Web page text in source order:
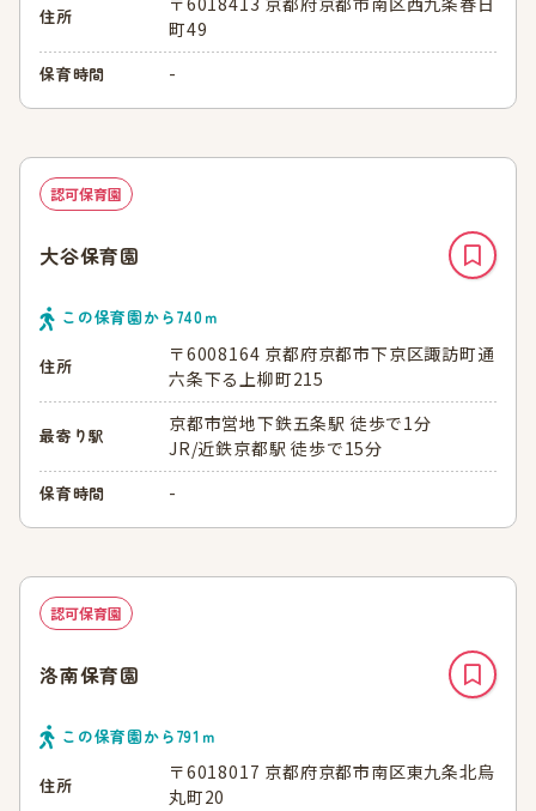
住所
町49
保育時間 -
認可保育園
大谷保育園
この保育園から740ｍ
住所
〒6008164 京都府京都市下京区諏訪町通
六条下る上柳町215
最寄り駅
京都市営地下鉄五条駅 徒歩で1分
JR/近鉄京都駅 徒歩で15分
保育時間 -
認可保育園
洛南保育園
この保育園から791 ｍ
住所
〒6018017 京都府京都市南区東九条北烏
丸町20